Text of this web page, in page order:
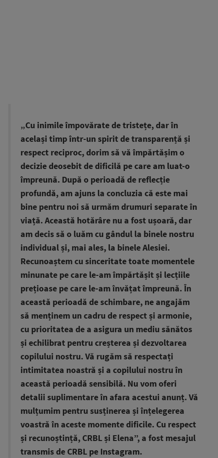
„Cu inimile împovărate de tristețe, dar în
același timp într-un spirit de transparență și
respect reciproc, dorim să vă împărtășim o
decizie deosebit de dificilă pe care am luat-o
împreună. După o perioadă de reflecție
profundă, am ajuns la concluzia că este mai
bine pentru noi să urmăm drumuri separate în
viață. Această hotărâre nu a fost ușoară, dar
am decis să o luăm cu gândul la binele nostru
individual și, mai ales, la binele Alesiei.
Recunoaștem cu sinceritate toate momentele
minunate pe care le-am împărtășit și lecțiile
prețioase pe care le-am învățat împreună. În
această perioadă de schimbare, ne angajăm
să menținem un cadru de respect și armonie,
cu prioritatea de a asigura un mediu sănătos
și echilibrat pentru creșterea și dezvoltarea
copilului nostru. Vă rugăm să respectați
intimitatea noastră și a copilului nostru în
această perioadă sensibilă. Nu vom oferi
detalii suplimentare în afara acestui anunț. Vă
mulțumim pentru susținerea și înțelegerea
voastră în aceste momente dificile. Cu respect
și recunoștință, CRBL și Elena”, a fost mesajul
transmis de CRBL pe Instagram.